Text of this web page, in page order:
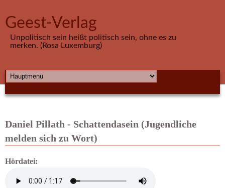
Geest-Verlag
Unpolitisch sein heißt politisch sein, ohne es zu
merken. (Rosa Luxemburg)
HAUPTMENÜ
Daniel Pillath - Schattendasein (Jugendliche
melden sich zu Wort)
Hördatei: